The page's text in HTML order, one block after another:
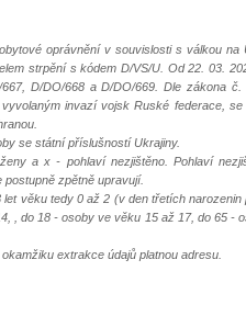
oprávnění v souvislosti s válkou
strpění s kódem D/VS/U. Od 22. 03.
D/DO/668 a D/DO/669. Dle zákona
invazí vojsk Ruské federace,
se státní příslušností Ukrajiny.
a x - pohlaví nezjištěno. Pohlaví
zpětně upravují.
let věku tedy 0 až 2 (v den třetích
, do 18 - osoby ve věku 15 až 17, do 65 -
extrakce údajů platnou adresu.